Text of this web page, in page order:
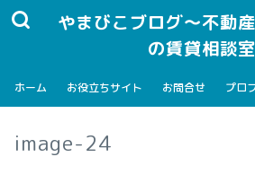
やまびこブログ～不動
の賃貸相談室
ホーム お役立ちサイト お問合せ プロ
image-24